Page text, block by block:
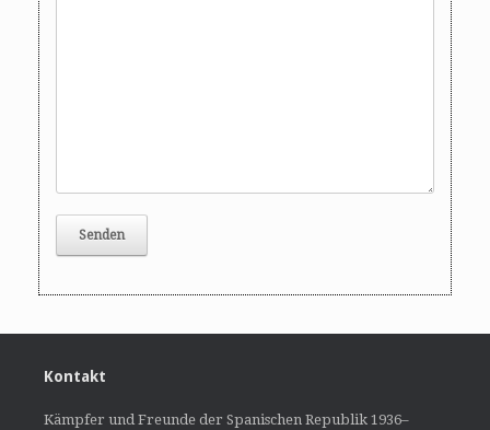
Kontakt
Kämpfer und Freunde der Spanischen Republik 1936–